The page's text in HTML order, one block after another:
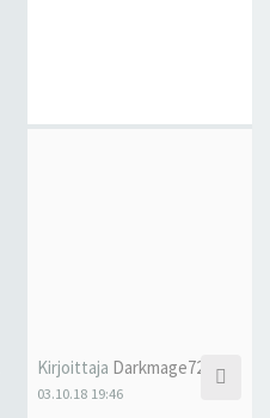
Kirjoittaja Darkmage7280
03.10.18 19:46